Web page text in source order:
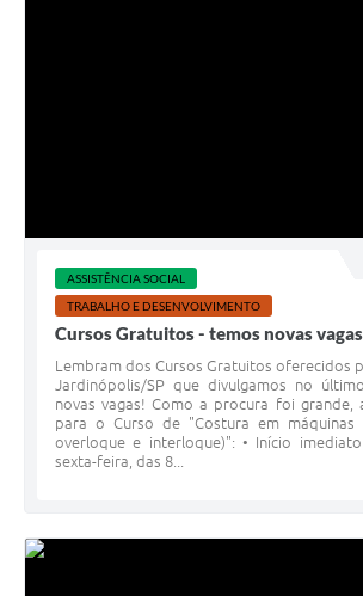
ASSISTÊNCIA SOCIAL
TRABALHO E DESENVOLVIMENTO
Cursos Gratuitos - temos novas
Lembram dos Cursos Gratuitos oferecidos
Jardinópolis/SP que divulgamos no
novas vagas! Como a procura foi grande,
para o Curso de "Costura em máquinas
overloque e interloque)": • Início
sexta-feira, das 8...